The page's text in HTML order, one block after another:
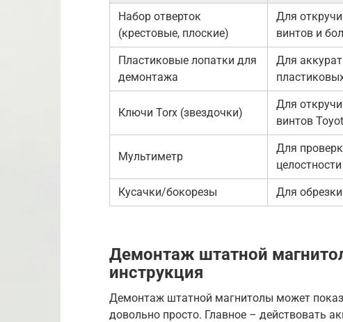
Набор отверток
(крестовые, плоские)
Для
винтов и
Пластиковые лопатки для
демонтажа
Для
Ключи Torx (звездочки)
Для
винтов
Мультиметр
Для
Кусачки/бокорезы Для
Демонтаж штатной
инструкция
Демонтаж штатной магнитолы может
довольно просто. Главное – действовать